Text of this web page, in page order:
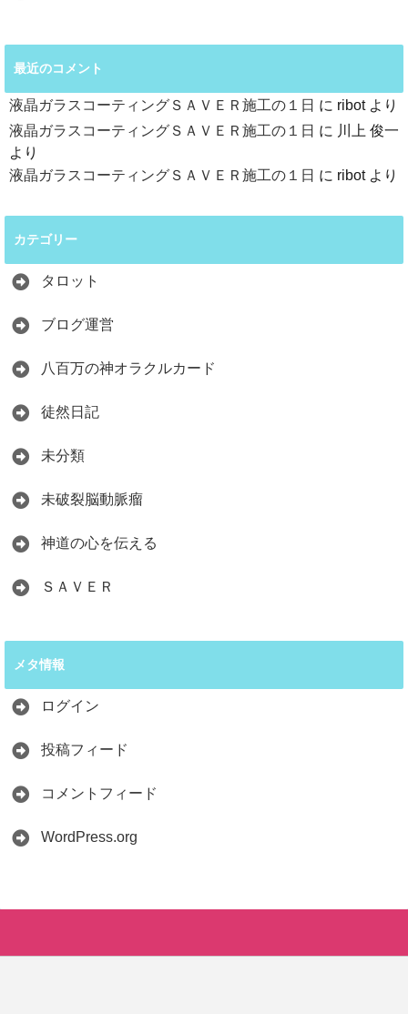
最近のコメント
液晶ガラスコーティングＳＡＶＥＲ施工の１日 に ribotより
液晶ガラスコーティングＳＡＶＥＲ施工の１日 に 川上 俊一
より
液晶ガラスコーティングＳＡＶＥＲ施工の１日 に ribotより
カテゴリー
タロット
ブログ運営
八百万の神オラクルカード
徒然日記
未分類
未破裂脳動脈瘤
神道の心を伝える
ＳＡＶＥＲ
メタ情報
ログイン
投稿フィード
コメントフィード
WordPress.org